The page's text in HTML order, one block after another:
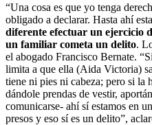
“Una cosa es que yo tenga
obligado a declarar. Hasta ahí
diferente efectuar un ejercicio
un familiar cometa un delito.
el abogado Francisco Bernate.
limita a que ella (Aida Victoria)
tiene ni pies ni cabeza; pero si la
dándole prendas de vestir,
comunicarse- ahí sí estamos en
presos y eso sí es un delito”,